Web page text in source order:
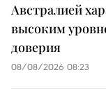
Австралией
высоким
доверия
08/08/2026 08:23